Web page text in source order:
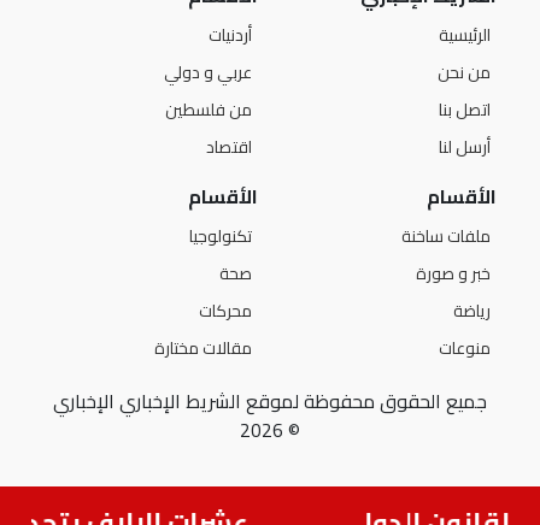
الرئيسية
من نحن
اتصل بنا
أرسل لنا
أردنيات
عربي و دولي
من فلسطين
اقتصاد
الأقسام
ملفات ساخنة
خبر و صورة
رياضة
منوعات
الأقسام
تكنولوجيا
صحة
محركات
مقالات مختارة
جميع الحقوق محفوظة لموقع الشريط الإخباري الإخباري
© 2026